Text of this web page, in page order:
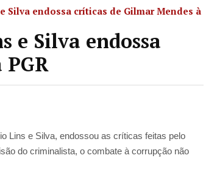
Silva endossa críticas de Gilmar Mendes à
e Silva endossa
Lins e Silva, endossou as críticas feitas pelo
do criminalista, o combate à corrupção não